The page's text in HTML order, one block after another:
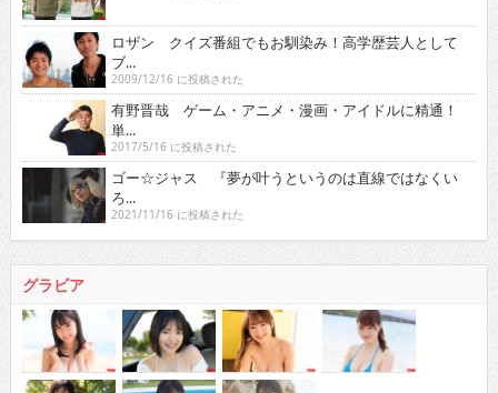
ロザン クイズ番組でもお馴染み！高学歴芸人として
ブ...
2009/12/16 に投稿された
有野晋哉 ゲーム・アニメ・漫画・アイドルに精通！
単...
2017/5/16 に投稿された
ゴー☆ジャス 『夢が叶うというのは直線ではなくい
ろ...
2021/11/16 に投稿された
グラビア